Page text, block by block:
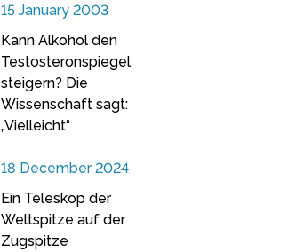
15 January 2003
Kann Alkohol den
Testosteronspiegel
steigern? Die
Wissenschaft sagt:
„Vielleicht“
18 December 2024
Ein Teleskop der
Weltspitze auf der
Zugspitze